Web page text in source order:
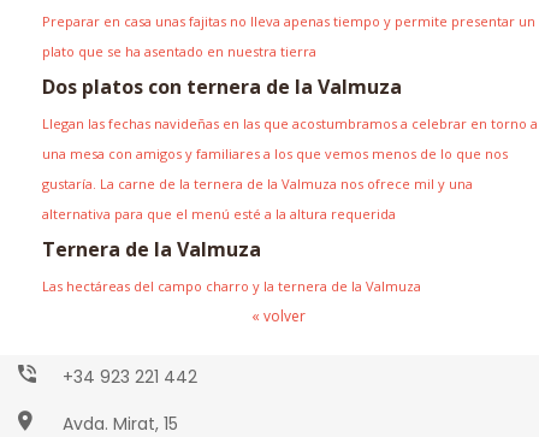
Preparar en casa unas fajitas no lleva apenas tiempo y permite presentar un
plato que se ha asentado en nuestra tierra
Dos platos con ternera de la Valmuza
Llegan las fechas navideñas en las que acostumbramos a celebrar en torno a
una mesa con amigos y familiares a los que vemos menos de lo que nos
gustaría. La carne de la ternera de la Valmuza nos ofrece mil y una
alternativa para que el menú esté a la altura requerida
Ternera de la Valmuza
Las hectáreas del campo charro y la ternera de la Valmuza
« volver
Paseo Torres Villarroel, 2
+34 923 221 442
Avda. Mirat, 15